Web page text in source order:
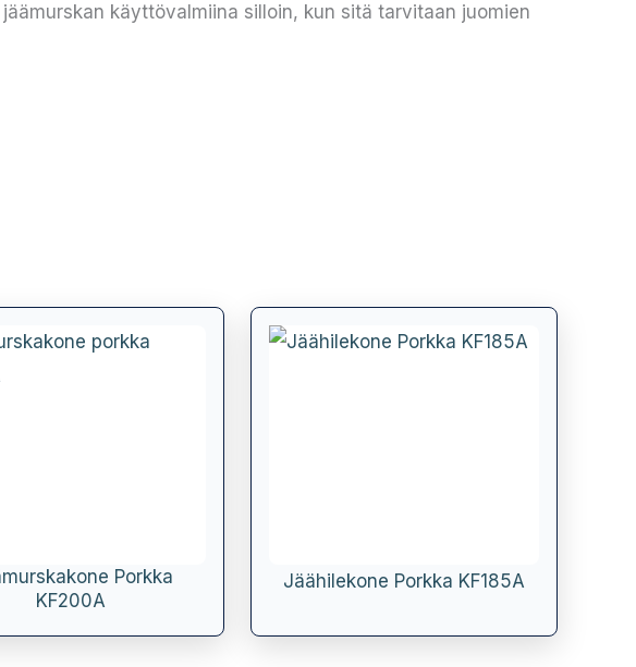
käyttövalmiina silloin, kun sitä tarvitaan juomien
Porkka
KF200A
Jäähilekone Porkka KF185A